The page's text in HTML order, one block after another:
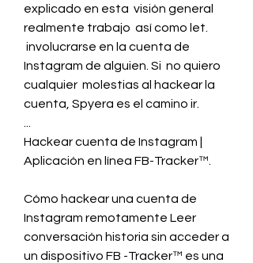
explicado en esta  visión general
realmente trabajo  así como let.
Instagram de alguien. Si  no quiero
cualquier  molestias al hackear la
cuenta, Spyera es el camino ir.
Hackear cuenta de Instagram |
Aplicación en línea FB-Tracker™.
Cómo hackear una cuenta de
Instagram remotamente Leer
conversación historia sin acceder a
un dispositivo FB -Tracker™ es una